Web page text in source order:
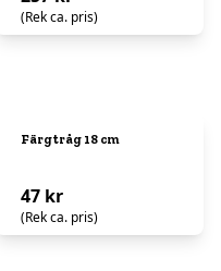
(Rek ca. pris)
Färgtråg 18 cm
47 kr
(Rek ca. pris)